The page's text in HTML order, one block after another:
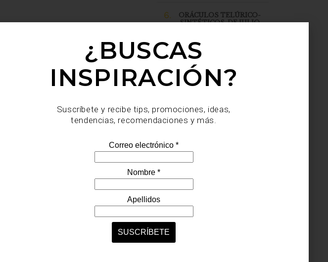
6.
ORÁCULOS TELÚRICO-
SINTÉTICOS, DE JULIO
¿BUSCAS
INSPIRACIÓN?
Suscríbete y recibe tips, promociones, ideas,
tendencias, recomendaciones y más.